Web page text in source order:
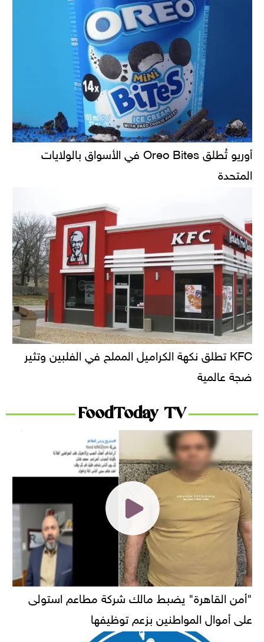
أوريو تُطلق Oreo Bites في الأسواق بالولايات
المتحدة
KFC تطلق نكهة الكراميل المملح في الفلبين وتثير
ضجة عالمية
FoodToday TV
"أمن القاهرة" يضبط مالك شركة مطاعم استولى
على أموال المواطنين بزعم توظيفها